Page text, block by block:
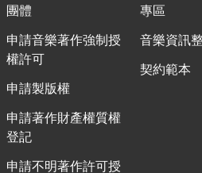
團體
申請音樂著作強制授
權許可
申請製版權
申請著作財產權質權
登記
申請不明著作許可授
專區
音樂資訊
契約範本